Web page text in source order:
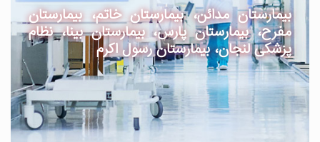
بیمارستان مدائن، بیمارستان خاتم، بیمارستان
مفرح، بیمارستان پارس، بیمارستان بینا، نظام
پزشکی لنجان، بیمارستان رسول اکرم